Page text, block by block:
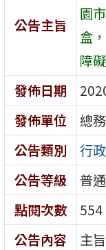
公告主旨
園
盒
障
發佈日期
發佈單位
總
公告類別
行
公告等級
普通
點閱次數
554
公告內容
主